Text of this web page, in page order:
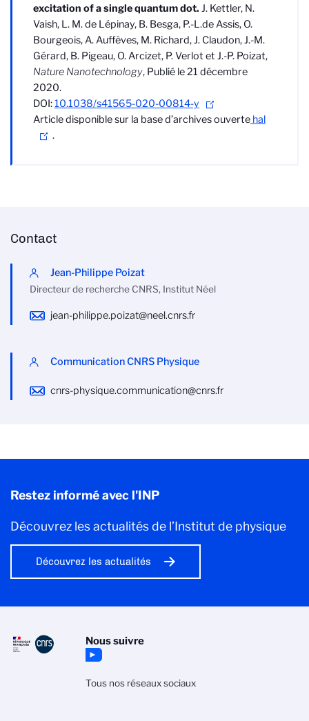
excitation of a single quantum dot. J. Kettler, N.
Vaish, L. M. de Lépinay, B. Besga, P.-L.de Assis, O.
Bourgeois, A. Auffèves, M. Richard, J. Claudon, J.-M.
Gérard, B. Pigeau, O. Arcizet, P. Verlot et J.-P. Poizat,
Nature Nanotechnology, Publié le 21 décembre
2020.
DOI:10.1038/s41565-020-00814-y
Article disponible sur la base d’archives ouverte hal
.
Contact
Jean-Philippe Poizat
Directeur de recherche CNRS, Institut Néel
jean-philippe.poizat@neel.cnrs.fr
Communication CNRS Physique
cnrs-physique.communication@cnrs.fr
Restez informé avec l'INP
Découvrez les actualités de l’Institut de physique
Découvrez les actualités
Nous suivre
Tous nos réseaux sociaux